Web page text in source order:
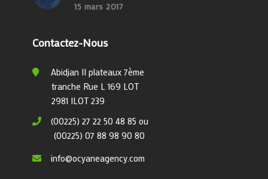
15 mars 2017
Contactez-Nous
Abidjan II plateaux 7ème
tranche Rue L 169 LOT
2981 ILOT 239
(00225) 27 22 50 48 85 ou
(00225) 07 88 98 90 80
info@ocyaneagency.com